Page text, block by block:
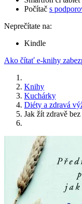
Počítač s
Neprečítate na:
Kindle
Ako čítať e-knihy
Knihy
Kuchárky
Diéty a zdravá
Jak žít zdravě